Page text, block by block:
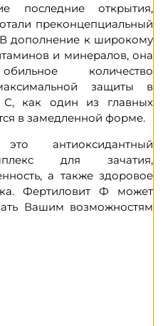
последние открытия,
преконцепциальный
дополнение к широкому
и минералов, она
количество
защиты в
С, как один из главных
в замедленной форме.
антиоксидантный
для зачатия,
а также здоровое
Фертиловит Ф может
Вашим возможностям